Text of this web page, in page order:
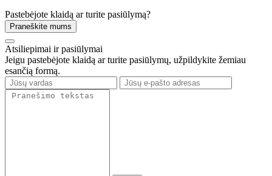
Pastebėjote klaidą ar turite pasiūlymą?
Praneškite mums
Atsiliepimai ir pasiūlymai
Jeigu pastebėjote klaidą ar turite pasiūlymų, užpildykite žemiau
esančią formą.